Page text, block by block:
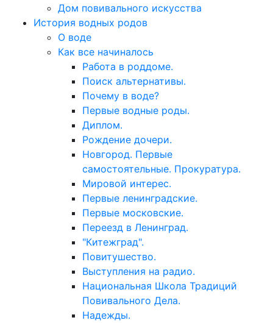
Дом повивального искусства
История водных родов
О воде
Как все начиналось
Работа в роддоме.
Поиск альтернативы.
Почему в воде?
Первые водные роды.
Диплом.
Рождение дочери.
Новгород. Первые
самостоятельные. Прокуратура.
Мировой интерес.
Первые ленинградские.
Первые московские.
Переезд в Ленинград.
"Китежград".
Повитушество.
Выступления на радио.
Национальная Школа Традиций
Повивального Дела.
Надежды.